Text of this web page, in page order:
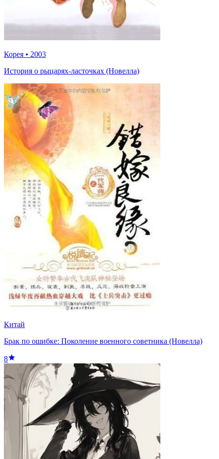
Корея • 2003
История о рыцарях-ласточках (Новелла)
Китай
Брак по ошибке: Поколение военного советника (Новелла)
8